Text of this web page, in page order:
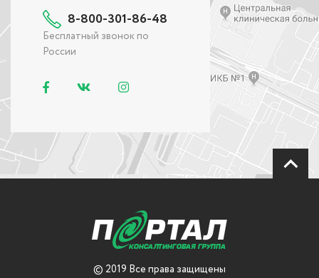
8-800-301-86-48
Бесплатный звонок по
России
© 2019 Все права защищены